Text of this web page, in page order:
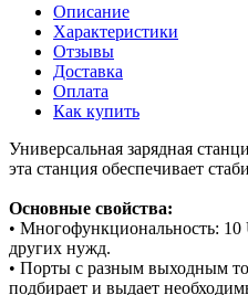
Описание
Характеристики
Отзывы
Доставка
Оплата
Как купить
Универсальная зарядная
эта станция обеспечивает
Основные свойства:
• Многофункциональность: 10
других нужд.
• Порты с разным выходным
подбирает и выдает